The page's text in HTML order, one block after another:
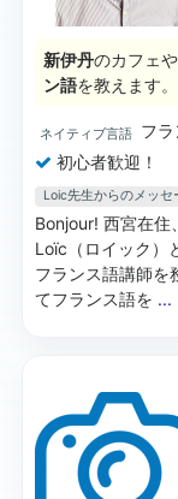
新伊丹のカフェ
ン語を教えます。
ネイティブ言語 フ
初心者歓迎！
Loic先生からのメッセ
Bonjour! 西宮在住
Loïc（ロイック）
フランス語講師を
てフランス語を ...